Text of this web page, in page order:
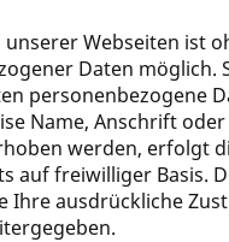
Webseiten ist
Daten möglich.
personenbezogene
Name, Anschrift oder
werden, erfolgt
auf freiwilliger Basis.
Ihre ausdrückliche